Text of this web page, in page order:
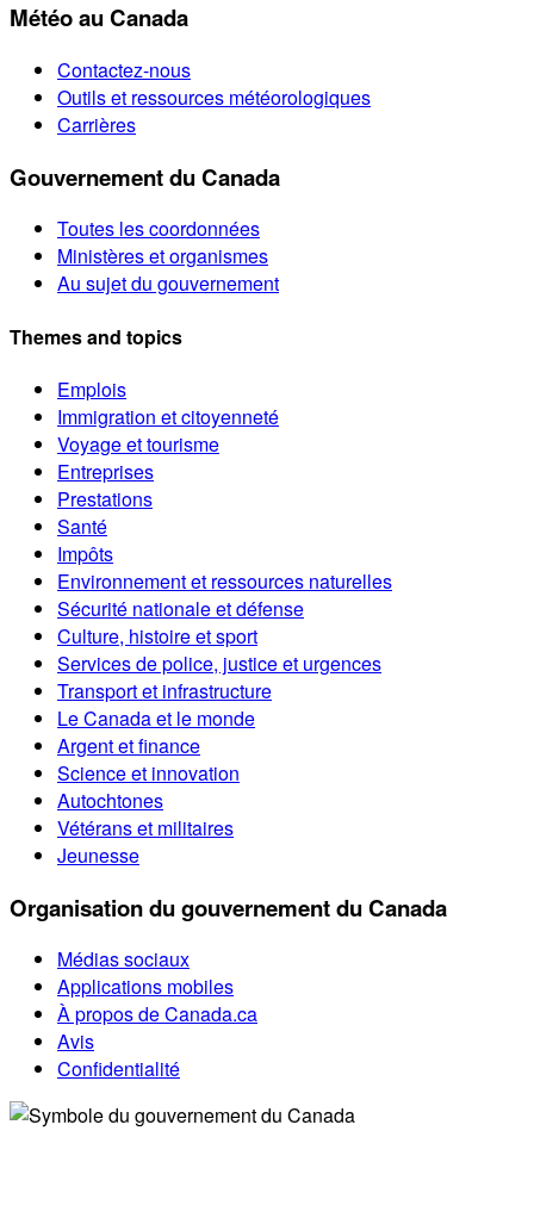
Météo au Canada
Contactez-nous
Outils et ressources météorologiques
Carrières
Gouvernement du Canada
Toutes les coordonnées
Ministères et organismes
Au sujet du gouvernement
Themes and topics
Emplois
Immigration et citoyenneté
Voyage et tourisme
Entreprises
Prestations
Santé
Impôts
Environnement et ressources naturelles
Sécurité nationale et défense
Culture, histoire et sport
Services de police, justice et urgences
Transport et infrastructure
Le Canada et le monde
Argent et finance
Science et innovation
Autochtones
Vétérans et militaires
Jeunesse
Organisation du gouvernement du Canada
Médias sociaux
Applications mobiles
À propos de Canada.ca
Avis
Confidentialité